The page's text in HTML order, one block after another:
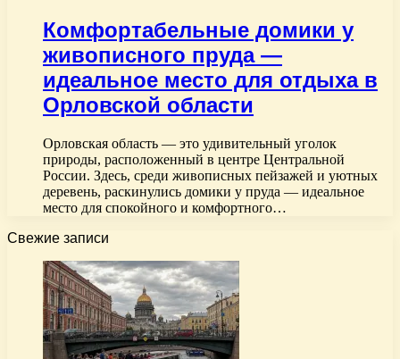
Комфортабельные домики у
живописного пруда —
идеальное место для отдыха в
Орловской области
Орловская область — это удивительный уголок
природы, расположенный в центре Центральной
России. Здесь, среди живописных пейзажей и уютных
деревень, раскинулись домики у пруда — идеальное
место для спокойного и комфортного…
Свежие записи